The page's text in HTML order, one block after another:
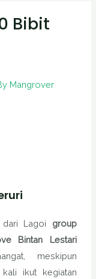
Bibit
Mangrover
dari Lagoi group
Bintan Lestari
meskipun
ikut kegiatan